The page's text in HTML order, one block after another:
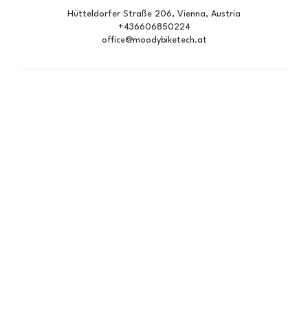
Hütteldorfer Straße 206, Vienna, Austria
+436606850224
office@moodybiketech.at